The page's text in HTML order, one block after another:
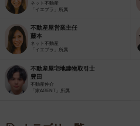
ネット不動産
「イエプラ」所属
不動産屋営業主任
藤本
ネット不動産
「イエプラ」所属
不動産屋宅地建物取引士
豊田
不動産仲介
「家AGENT」所属